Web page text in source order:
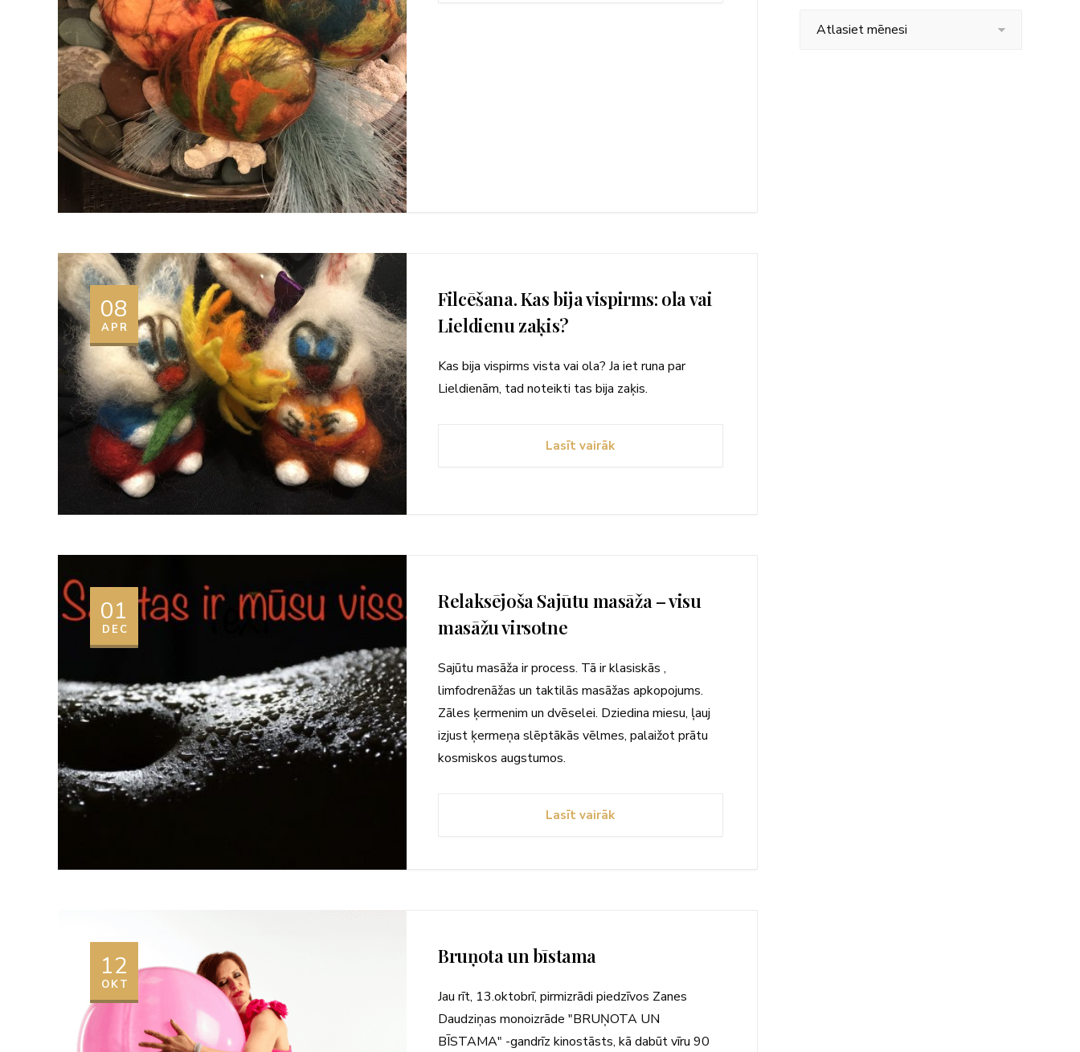
08
APR
Filcēšana. Kas bija vispirms: ola vai
Lieldienu zaķis?
Kas bija vispirms vista vai ola? Ja iet runa par
Lieldienām, tad noteikti tas bija zaķis.
Lasīt vairāk
01
DEC
Relaksējoša Sajūtu masāža – visu
masāžu virsotne
Sajūtu masāža ir process. Tā ir klasiskās ,
limfodrenāžas un taktilās masāžas apkopojums.
Zāles ķermenim un dvēselei. Dziedina miesu, ļauj
izjust ķermeņa slēptākās vēlmes, palaižot prātu
kosmiskos augstumos.
Lasīt vairāk
12
OKT
Bruņota un bīstama
Jau rīt, 13.oktobrī, pirmizrādi piedzīvos Zanes
Daudziņas monoizrāde "BRUŅOTA UN
BĪSTAMA" -gandrīz kinostāsts, kā dabūt vīru 90